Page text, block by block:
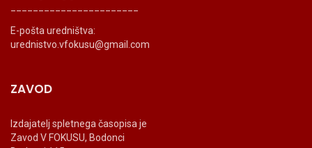
E-pošta uredništva:
urednistvo.vfokusu@gmail.com
ZAVOD
Izdajatelj spletnega časopisa je
Zavod V FOKUSU, Bodonci